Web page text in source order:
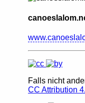
Falls nicht
CC Attribution